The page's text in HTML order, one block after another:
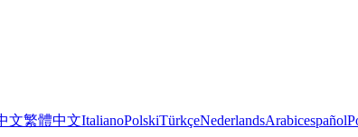
文繁體中文ItalianoPolskiTürkçeNederlandsArabicespañol